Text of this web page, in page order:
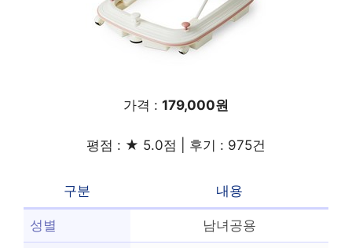
가격 : 179,000원
평점 : ★ 5.0점 | 후기 : 975건
구분 내용
성별 남녀공용